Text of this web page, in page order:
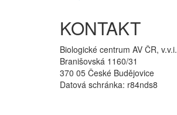
KONTAKT
Biologické centrum AV ČR, v.v.i.
Branišovská 1160/31
370 05 České Budějovice
Datová schránka: r84nds8